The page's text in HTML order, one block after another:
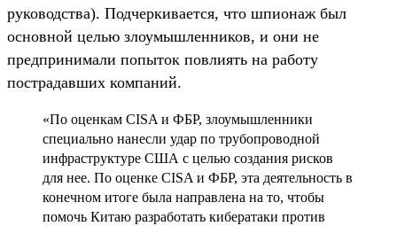
руководства). Подчеркивается, что шпионаж был
основной целью злоумышленников, и они не
предпринимали попыток повлиять на работу
пострадавших компаний.
«По оценкам CISA и ФБР, злоумышленники
специально нанесли удар по трубопроводной
инфраструктуре США с целью создания рисков
для нее. По оценке CISA и ФБР, эта деятельность в
конечном итоге была направлена ​​на то, чтобы
помочь Китаю разработать кибератаки против